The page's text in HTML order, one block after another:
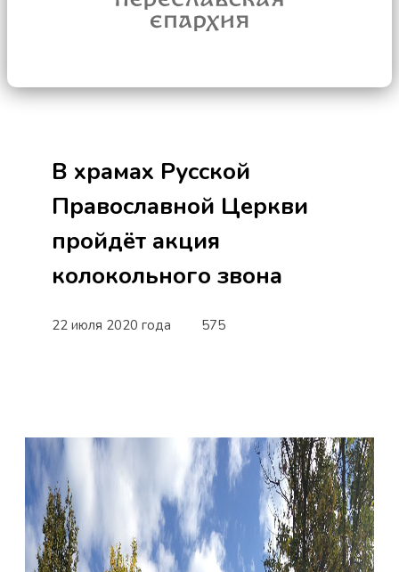
В храмах Русской
Православной Церкви
пройдёт акция
колокольного звона
22 июля 2020 года 575